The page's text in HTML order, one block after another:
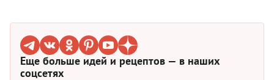
Еще больше идей и рецептов — в наших
соцсетях